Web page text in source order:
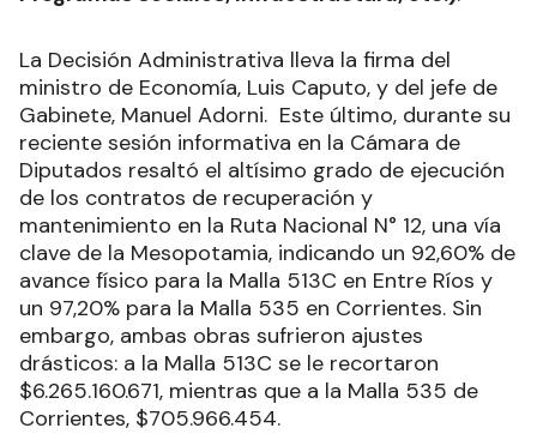
La Decisión Administrativa lleva la firma del
ministro de Economía, Luis Caputo, y del jefe de
Gabinete, Manuel Adorni. Este último, durante su
reciente sesión informativa en la Cámara de
Diputados resaltó el altísimo grado de ejecución
de los contratos de recuperación y
mantenimiento en la Ruta Nacional N° 12, una vía
clave de la Mesopotamia, indicando un 92,60% de
avance físico para la Malla 513C en Entre Ríos y
un 97,20% para la Malla 535 en Corrientes. Sin
embargo, ambas obras sufrieron ajustes
drásticos: a la Malla 513C se le recortaron
$6.265.160.671, mientras que a la Malla 535 de
Corrientes, $705.966.454.